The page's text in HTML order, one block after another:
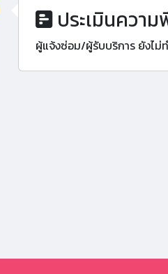
ประเมินควา
ผู้แจ้งซ่อม/ผู้รับบริการ ยังไม่